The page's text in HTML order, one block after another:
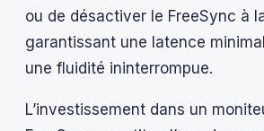
ou de désactiver le FreeSync à
garantissant une latence
une fluidité ininterrompue.
L’investissement dans un